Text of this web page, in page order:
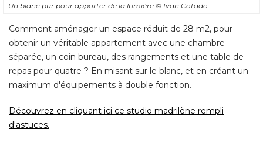
Un blanc pur pour apporter de la lumière © Ivan Cotado
Comment aménager un espace réduit de 28 m2, pour
obtenir un véritable appartement avec une chambre
séparée, un coin bureau, des rangements et une table de
repas pour quatre ? En misant sur le blanc, et en créant un
maximum d'équipements à double fonction.
Découvrez en cliquant ici ce studio madrilène rempli
d'astuces.